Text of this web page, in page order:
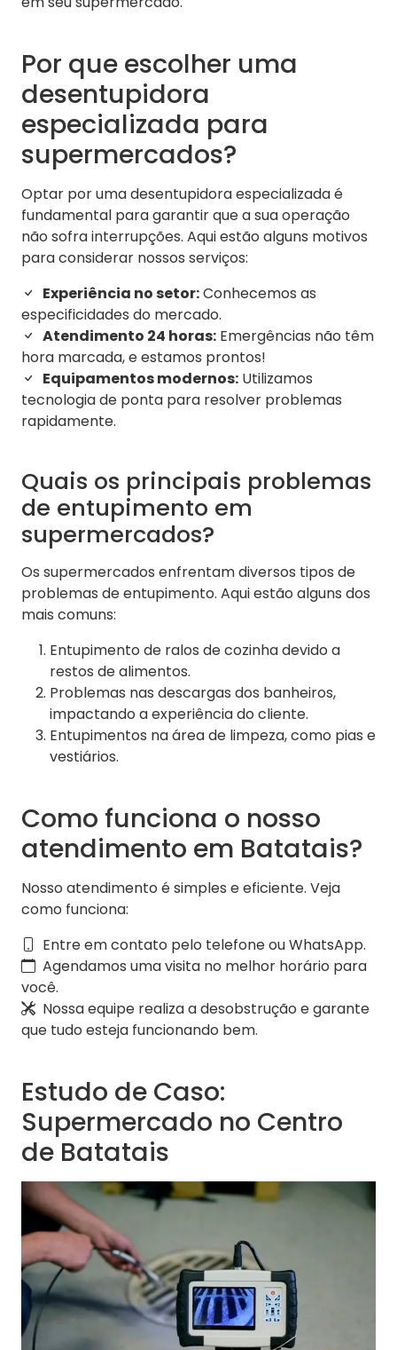
Por que escolher uma
desentupidora
especializada para
supermercados?
Optar por uma desentupidora especializada é
fundamental para garantir que a sua operação
não sofra interrupções. Aqui estão alguns motivos
para considerar nossos serviços:
Experiência no setor:Conhecemos as
especificidades do mercado.
Atendimento 24 horas: Emergências não têm
hora marcada, e estamos prontos!
Equipamentos modernos: Utilizamos
tecnologia de ponta para resolver problemas
rapidamente.
Quais os principais problemas
de entupimento em
supermercados?
Os supermercados enfrentam diversos tipos de
problemas de entupimento. Aqui estão alguns dos
mais comuns:
Entupimento de ralos de cozinha devido a
restos de alimentos.
Problemas nas descargas dos banheiros,
impactando a experiência do cliente.
Entupimentos na área de limpeza, como pias e
vestiários.
Como funciona o nosso
atendimento em Batatais?
Nosso atendimento é simples e eficiente. Veja
como funciona:
Entre em contato pelo telefone ou WhatsApp.
Agendamos uma visita no melhor horário para
você.
Nossa equipe realiza a desobstrução e garante
que tudo esteja funcionando bem.
Estudo de Caso:
Supermercado no Centro
de Batatais